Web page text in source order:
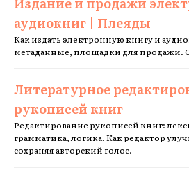
аудиокниг | Плеяды
Как издать электронную книгу и
метаданные, площадки для продажи.
Литературное
рукописей книг
Редактирование рукописей книг:
грамматика, логика. Как редактор
сохраняя авторский голос.